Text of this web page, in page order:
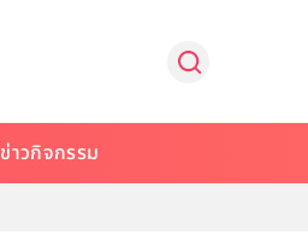
ข่าวกิจกรรม